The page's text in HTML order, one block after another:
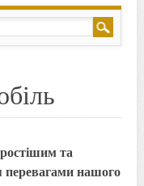
та
перевагами нашого